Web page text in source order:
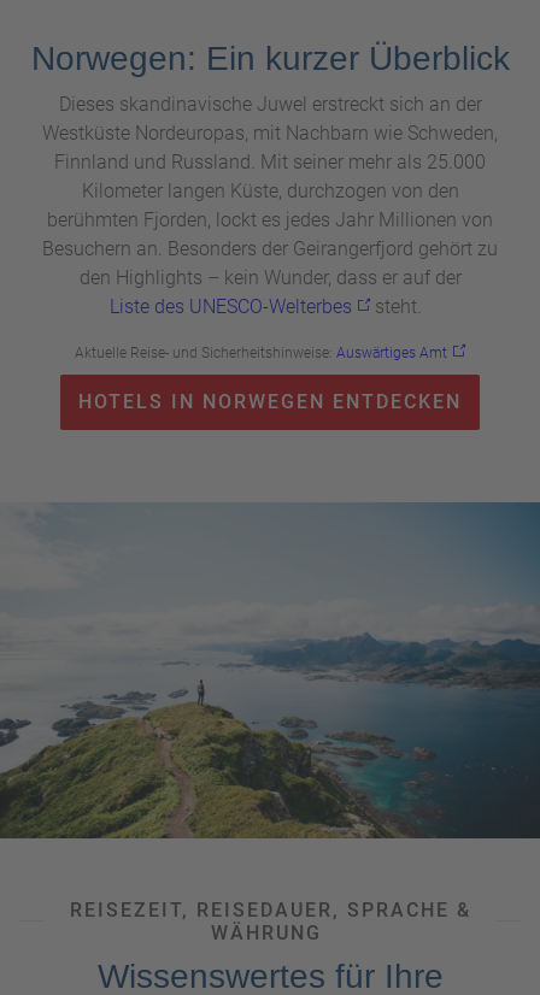
Norwegen: Ein kurzer Überblick
Dieses skandinavische Juwel erstreckt sich an der
Westküste Nordeuropas, mit Nachbarn wie Schweden,
Finnland und Russland. Mit seiner mehr als 25.000
Kilometer langen Küste, durchzogen von den
berühmten Fjorden, lockt es jedes Jahr Millionen von
Besuchern an. Besonders der Geirangerfjord gehört zu
den Highlights – kein Wunder, dass er auf der
Liste des UNESCO-Welterbes
steht.
Aktuelle Reise- und Sicherheitshinweise: Auswärtiges Amt
HOTELS IN NORWEGEN ENTDECKEN
REISEZEIT, REISEDAUER, SPRACHE &
WÄHRUNG
Wissenswertes für Ihre